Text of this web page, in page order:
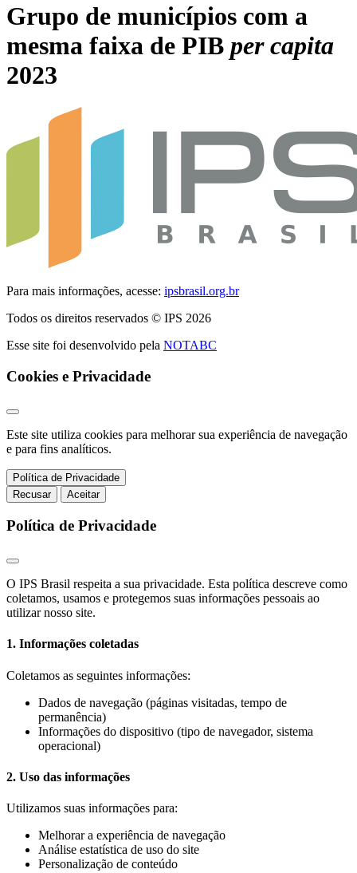
Grupo de municípios com a
mesma faixa de PIB per capita
2023
Para mais informações, acesse: ipsbrasil.org.br
Todos os direitos reservados © IPS 2026
Esse site foi desenvolvido pela NOTABC
Cookies e Privacidade
Este site utiliza cookies para melhorar sua experiência de navegação
e para fins analíticos.
Política de Privacidade
Recusar
Aceitar
Política de Privacidade
O IPS Brasil respeita a sua privacidade. Esta política descreve como
coletamos, usamos e protegemos suas informações pessoais ao
utilizar nosso site.
1. Informações coletadas
Coletamos as seguintes informações:
Dados de navegação (páginas visitadas, tempo de
permanência)
Informações do dispositivo (tipo de navegador, sistema
operacional)
2. Uso das informações
Utilizamos suas informações para:
Melhorar a experiência de navegação
Análise estatística de uso do site
Personalização de conteúdo